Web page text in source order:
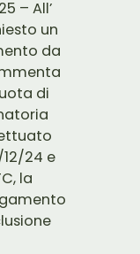
– All’
un
da
di
24 e
la